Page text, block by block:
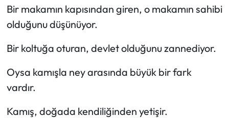
Bir makamın kapısından giren, o makamın sahibi
olduğunu düşünüyor.
Bir koltuğa oturan, devlet olduğunu zannediyor.
Oysa kamışla ney arasında büyük bir fark
vardır.
Kamış, doğada kendiliğinden yetişir.
Osmancık Haberleri
Resmi Reklam
Sağlık